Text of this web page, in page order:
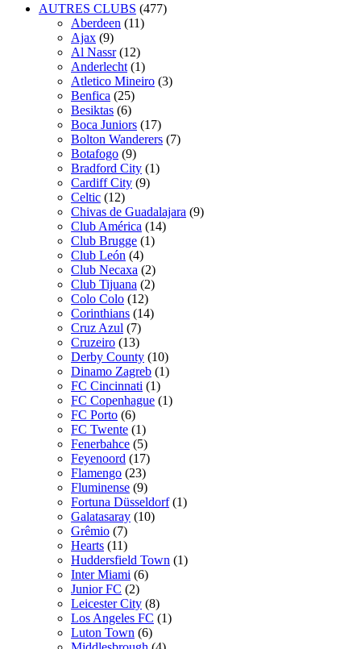
AUTRES CLUBS (477)
Aberdeen (11)
Ajax (9)
Al Nassr (12)
Anderlecht (1)
Atletico Mineiro (3)
Benfica (25)
Besiktas (6)
Boca Juniors (17)
Bolton Wanderers (7)
Botafogo (9)
Bradford City (1)
Cardiff City (9)
Celtic (12)
Chivas de Guadalajara (9)
Club América (14)
Club Brugge (1)
Club León (4)
Club Necaxa (2)
Club Tijuana (2)
Colo Colo (12)
Corinthians (14)
Cruz Azul (7)
Cruzeiro (13)
Derby County (10)
Dinamo Zagreb (1)
FC Cincinnati (1)
FC Copenhague (1)
FC Porto (6)
FC Twente (1)
Fenerbahce (5)
Feyenoord (17)
Flamengo (23)
Fluminense (9)
Fortuna Düsseldorf (1)
Galatasaray (10)
Grêmio (7)
Hearts (11)
Huddersfield Town (1)
Inter Miami (6)
Junior FC (2)
Leicester City (8)
Los Angeles FC (1)
Luton Town (6)